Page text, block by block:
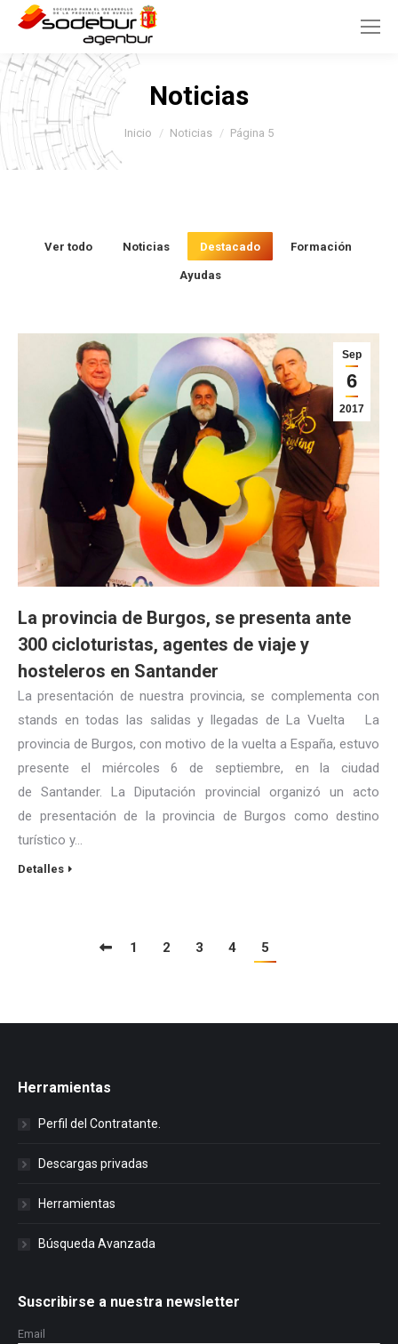
Noticias
Estás aquí: Inicio Noticias Página 5
Ver todo Noticias Destacado Formación
Ayudas
Sep
6
2017
La provincia de Burgos, se presenta ante
300 cicloturistas, agentes de viaje y
hosteleros en Santander
La presentación de nuestra provincia, se complementa con
stands en todas las salidas y llegadas de La Vuelta La
provincia de Burgos, con motivo de la vuelta a España, estuvo
presente el miércoles 6 de septiembre, en la ciudad
de Santander. La Diputación provincial organizó un acto
de presentación de la provincia de Burgos como destino
turístico y…
Detalles
1 2 3 4 5
Herramientas
Perfil del Contratante.
Descargas privadas
Herramientas
Búsqueda Avanzada
Suscribirse a nuestra newsletter
Email